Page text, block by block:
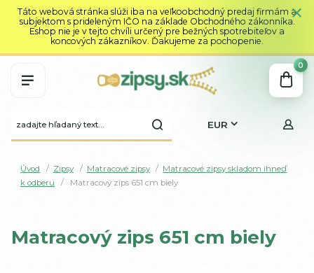
Táto webová stránka slúži iba na veľkoobchodný predaj firmám a
subjektom s prideleným IČO na základe Obchodného zákonníka.
Eshop nie je v tejto chvíli určený pre bežných spotrebiteľov a
koncových zákazníkov. Ďakujeme za pochopenie.
EUR
0
Úvod Zipsy Matracové zipsy
Matracové zipsy skladom ihneď
k odberu
Matracový zips 651 cm biely
Matracový zips 651 cm biely